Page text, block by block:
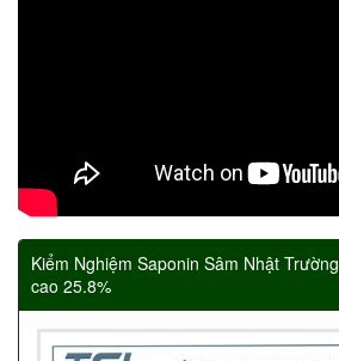
Kiểm Nghiệm Saponin Sâm Nhật
cao 25.8%